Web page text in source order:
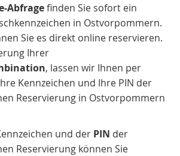
Abfragefinden Sie sofort ein
in Ostvorpommern.
Sie es direkt online reservieren.
Ihrer
, lassen wir Ihnen per
Kennzeichen und Ihre PIN der
Reservierung in Ostvorpommern
und der PIN der
Reservierung können Sie